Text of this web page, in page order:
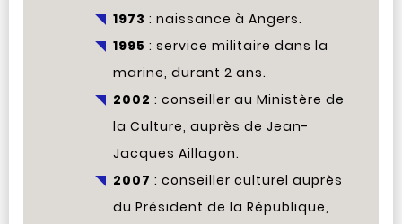
1973 : naissance à Angers.
1995 : service militaire dans la
marine, durant 2 ans.
2002 : conseiller au Ministère de
la Culture, auprès de Jean-
Jacques Aillagon.
2007 : conseiller culturel auprès
du Président de la République,